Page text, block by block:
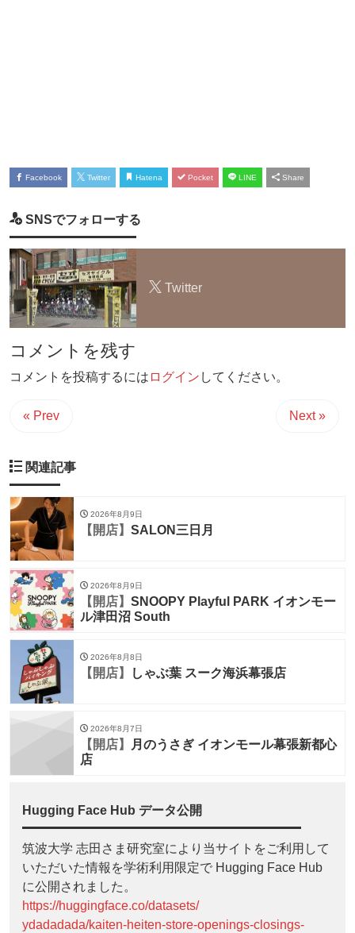
Facebook Twitter Hatena Pocket LINE Share
SNSでフォローする
Twitter
コメントを残す
コメントを投稿するには ログイン してください。
« Prev Next »
関連記事
2026年8月9日
【開店】 SALON三日月
2026年8月9日
【開店】 SNOOPY Playful PARK イオンモー
ル津田沼 South
2026年8月8日
【開店】 しゃぶ葉 スーク海浜幕張店
2026年8月7日
【開店】
月のうさぎ イオンモール幕張新都心
店
Hugging Face Hub データ公開
筑波大学 志田さま研究室により当サイトをご利用して
いただいた情報を学術利用限定で Hugging Face Hub
に公開されました。
https://huggingface.co/datasets/
ydadadada/kaiten-heiten-store-openings-closings-